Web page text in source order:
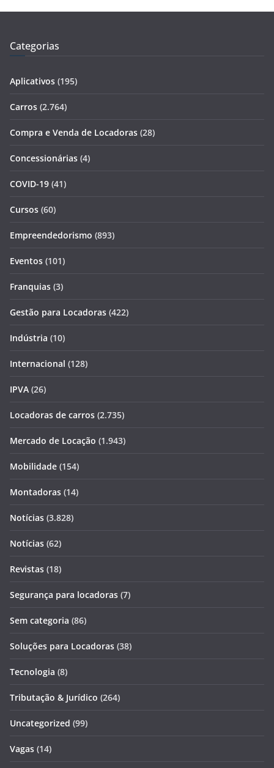
Categorias
Aplicativos (195)
Carros (2.764)
Compra e Venda de Locadoras (28)
Concessionárias (4)
COVID-19 (41)
Cursos (60)
Empreendedorismo (893)
Eventos (101)
Franquias (3)
Gestão para Locadoras (422)
Indústria (10)
Internacional (128)
IPVA (26)
Locadoras de carros (2.735)
Mercado de Locação (1.943)
Mobilidade (154)
Montadoras (14)
Notícias (3.828)
Notícias (62)
Revistas (18)
Segurança para locadoras (7)
Sem categoria (86)
Soluções para Locadoras (38)
Tecnologia (8)
Tributação & Jurídico (264)
Uncategorized (99)
Vagas (14)